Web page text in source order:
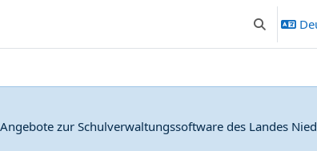
zur Schulverwaltungssoftware des Landes